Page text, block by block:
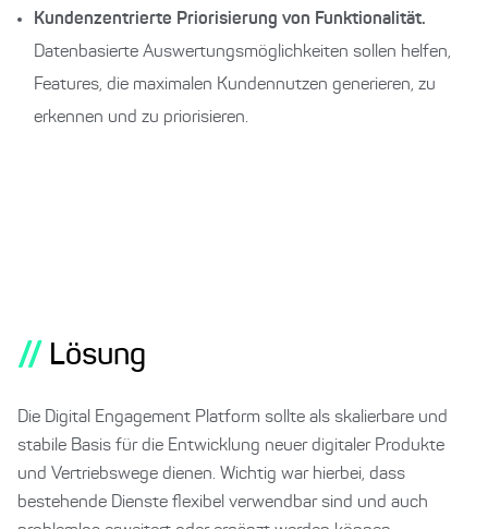
Kundenzentrierte Priorisierung von Funktionalität.
Datenbasierte Auswertungsmöglichkeiten sollen helfen,
Features, die maximalen Kundennutzen generieren, zu
erkennen und zu priorisieren.
// Lösung
Die Digital Engagement Platform sollte als skalierbare und
stabile Basis für die Entwicklung neuer digitaler Produkte
und Vertriebswege dienen. Wichtig war hierbei, dass
bestehende Dienste flexibel verwendbar sind und auch